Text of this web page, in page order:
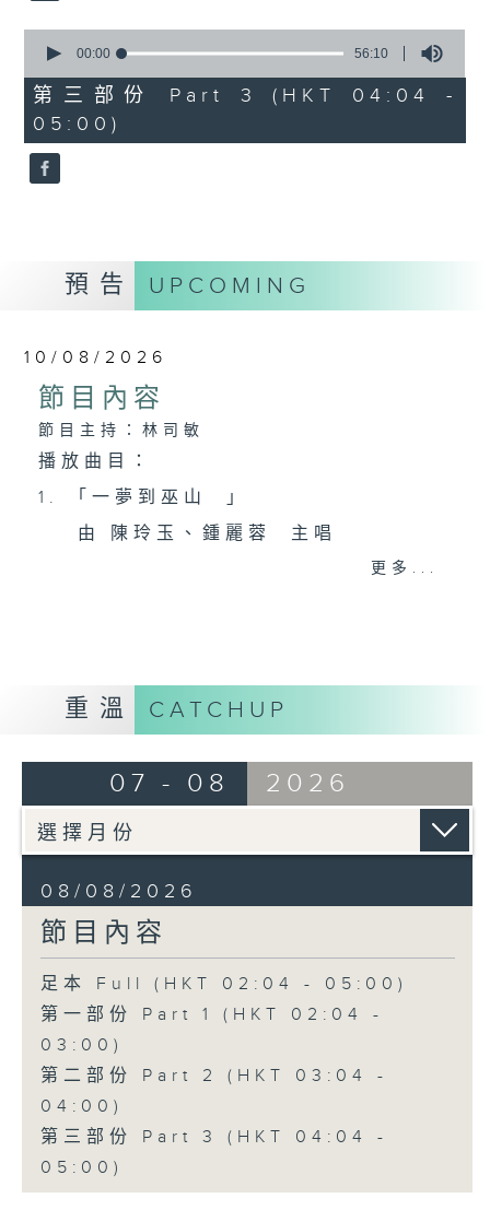
seconds
56
minutes,
10
seconds
00:00 56:10
第三部份 Part 3 (HKT 04:04 -
05:00)
預告 UPCOMING
10/08/2026
節目內容
節目主持：林司敏
播放曲目：
1. 「一夢到巫山 」
由 陳玲玉、鍾麗蓉 主唱
3. 「笑傲江湖之荒山訂情」
4. 「海棠香影月中搖」
由 嚴淑芳 主唱
5. 「夢會巫山」
6. 「魂夢繞山河」
由 李少芳 、許蓓 主唱
更多...
重溫 CATCHUP
07 - 08 2026
08/08/2026
節目內容
足本 Full (HKT 02:04 - 05:00)
第一部份 Part 1 (HKT 02:04 -
03:00)
第二部份 Part 2 (HKT 03:04 -
04:00)
第三部份 Part 3 (HKT 04:04 -
05:00)